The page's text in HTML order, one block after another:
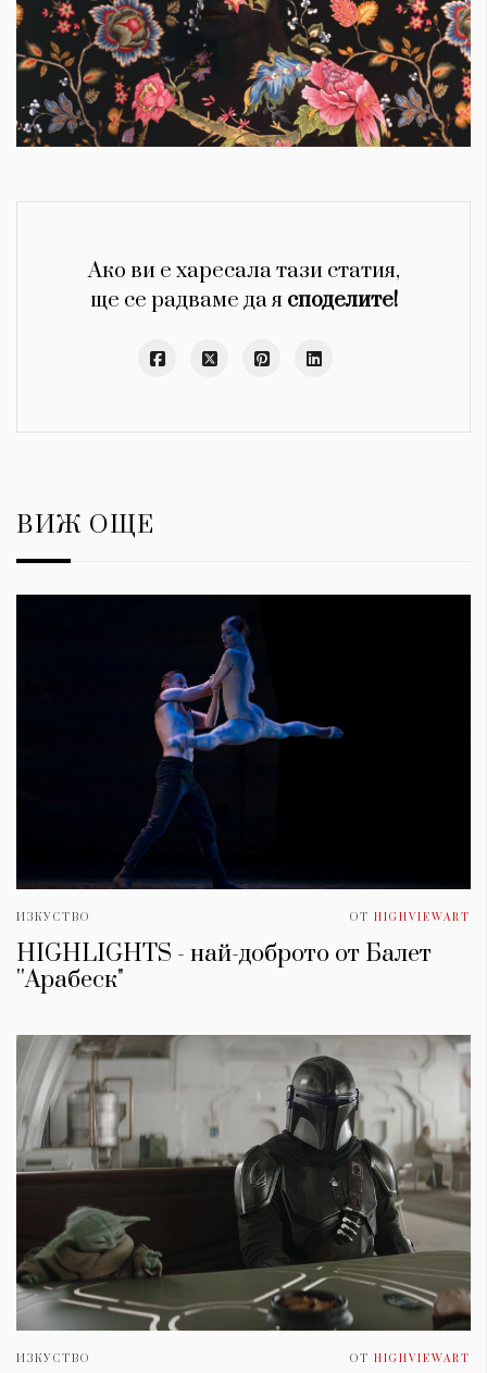
Ако ви е харесала тази статия,
ще се радваме да я споделите!
ВИЖ ОЩЕ
ИЗКУСТВО ОТ HIGHVIEWART
HIGHLIGHTS - най-доброто от Балет
''Арабеск"
ИЗКУСТВО ОТ HIGHVIEWART